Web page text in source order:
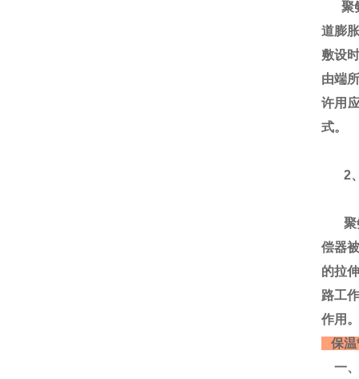
聚氨
道膨
敷设
由端
许用
式。
2、
聚
偿器
的拉
路工
作用
保温
一、